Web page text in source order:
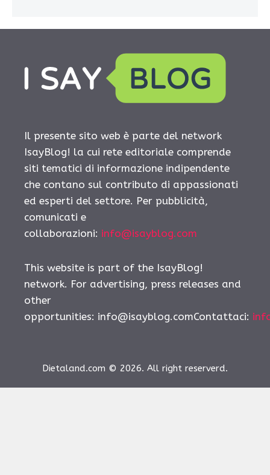
Il presente sito web è parte del network
IsayBlog! la cui rete editoriale comprende
siti tematici di informazione indipendente
che contano sul contributo di appassionati
ed esperti del settore. Per pubblicità,
comunicati e
collaborazioni: info@isayblog.com
This website is part of the IsayBlog!
network. For advertising, press releases and
other
opportunities: info@isayblog.comContattaci:
Dietaland.com © 2026. All right reserverd.